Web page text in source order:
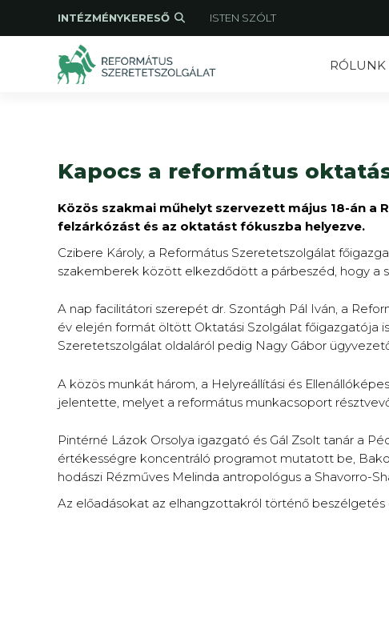
INTÉZMÉNYKERESŐ ISTEN SZÓLT
RÓLUNK
Kapocs a református
Közös szakmai műhelyt szervezett május 18-án
felzárkózást és az oktatást fókuszba helyezve.
Czibere Károly, a Református Szeretetszolgálat
szakemberek között elkezdődött a párbeszéd, hogy
A nap facilitátori szerepét dr. Szontágh Pál Iván, a
év elején formát öltött Oktatási Szolgálat főigazgatója
Szeretetszolgálat oldaláról pedig Nagy Gábor
A közös munkát három, a Helyreállítási és
jelentette, melyet a református munkacsoport
Pintérné Lázok Orsolya igazgató és Gál Zsolt tanár a
értékességre koncentráló programot mutatott be,
hodászi Rézműves Melinda antropológus a Shavorro-
Az előadásokat az elhangzottakról történő